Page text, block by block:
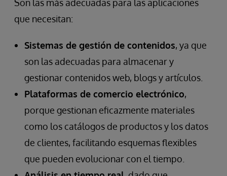
Son las más adecuadas para las aplicaciones
que necesitan:
Sistemas de gestión de contenidos, ya que
son las adecuadas para almacenar y
gestionar contenidos web, blogs y artículos.
Plataformas de comercio electrónico,
porque gestionan eficazmente materiales
como los catálogos de productos y los datos
de clientes, facilitando esquemas flexibles
que pueden evolucionar con el tiempo.